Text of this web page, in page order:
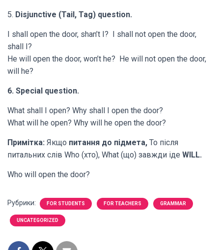
5. Disjunctive (Tail, Tag) question.
I shall open the door, shan’t I? I shall not open the door,
shall I?
He will open the door, won’t he? He will not open the door,
will he?
6. Special question.
What shall I open? Why shall I open the door?
What will he open? Why will he open the door?
Примітка: Якщо питання до підмета, То після
питальних слів Who (хто), What (що) завжди іде WILL.
Who will open the door?
Рубрики: FOR STUDENTS FOR TEACHERS GRAMMAR
UNCATEGORIZED